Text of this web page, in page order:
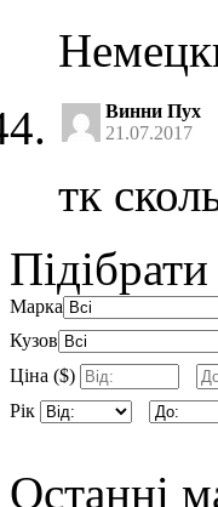
Винни Пух
21.07.2017
тк
Марка
Кузов
Ціна ($)
Рік
Останні